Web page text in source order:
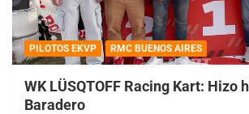
PILOTOS EKVP RMC BUENOS AIRES
WK LÜSQTOFF Racing Kart: Hizo
Baradero